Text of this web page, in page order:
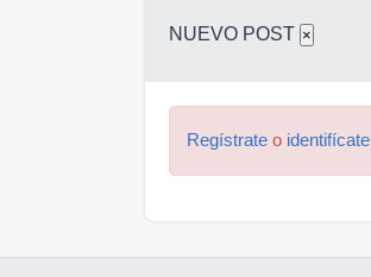
NUEVO POST ×
Regístrate o identifícate